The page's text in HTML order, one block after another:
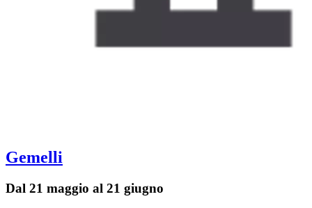
Gemelli
Dal 21 maggio al 21 giugno